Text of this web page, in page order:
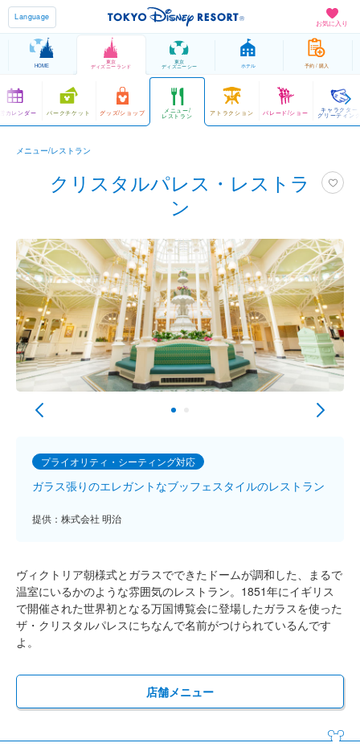
お気に入り
Language
HOME
東京
ディズニーランド
東京
ディズニーシー ホテル 予約 / 購入
カレンダー パークチケット グッズ/ショップ メニュー/
レストラン アトラクション パレード/ショー キャラクター
グリーティング
メニュー/レストラン
クリスタルパレス・レストラ
ン
プライオリティ・シーティング対応
ガラス張りのエレガントなブッフェスタイルのレストラン
提供：株式会社 明治
ヴィクトリア朝様式とガラスでできたドームが調和した、まるで
温室にいるかのような雰囲気のレストラン。1851年にイギリス
で開催された世界初となる万国博覧会に登場したガラスを使った
ザ・クリスタルパレスにちなんで名前がつけられているんです
よ。
店舗メニュー